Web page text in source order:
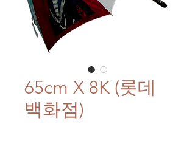
65cm X 8K (롯데
백화점)